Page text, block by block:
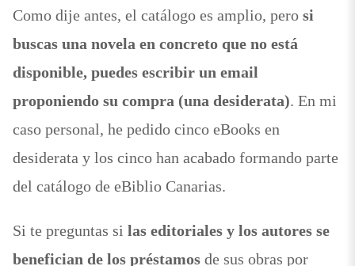
Como dije antes, el catálogo es amplio, pero si
buscas una novela en concreto que no está
disponible, puedes escribir un email
proponiendo su compra (una desiderata). En mi
caso personal, he pedido cinco eBooks en
desiderata y los cinco han acabado formando parte
del catálogo de eBiblio Canarias.
Si te preguntas si las editoriales y los autores se
benefician de los préstamosde sus obras por